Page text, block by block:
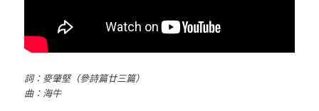
詞：麥肇堅（參詩篇廿三篇）
曲：海牛